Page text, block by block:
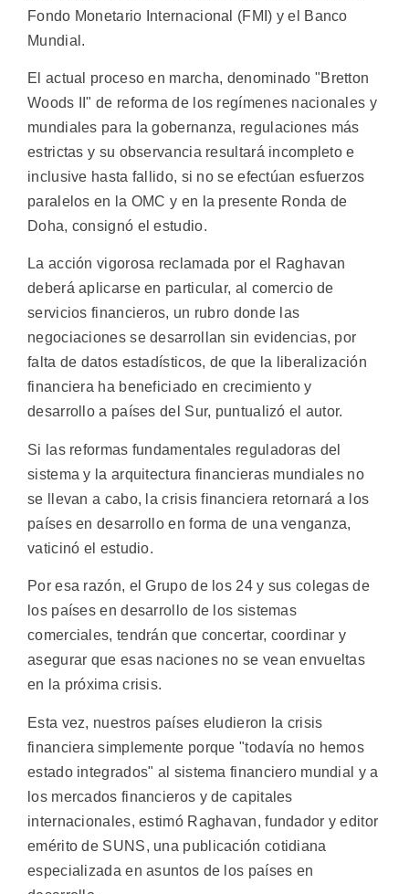
Fondo Monetario Internacional (FMI) y el Banco
Mundial.
El actual proceso en marcha, denominado "Bretton
Woods II" de reforma de los regímenes nacionales y
mundiales para la gobernanza, regulaciones más
estrictas y su observancia resultará incompleto e
inclusive hasta fallido, si no se efectúan esfuerzos
paralelos en la OMC y en la presente Ronda de
Doha, consignó el estudio.
La acción vigorosa reclamada por el Raghavan
deberá aplicarse en particular, al comercio de
servicios financieros, un rubro donde las
negociaciones se desarrollan sin evidencias, por
falta de datos estadísticos, de que la liberalización
financiera ha beneficiado en crecimiento y
desarrollo a países del Sur, puntualizó el autor.
Si las reformas fundamentales reguladoras del
sistema y la arquitectura financieras mundiales no
se llevan a cabo, la crisis financiera retornará a los
países en desarrollo en forma de una venganza,
vaticinó el estudio.
Por esa razón, el Grupo de los 24 y sus colegas de
los países en desarrollo de los sistemas
comerciales, tendrán que concertar, coordinar y
asegurar que esas naciones no se vean envueltas
en la próxima crisis.
Esta vez, nuestros países eludieron la crisis
financiera simplemente porque "todavía no hemos
estado integrados" al sistema financiero mundial y a
los mercados financieros y de capitales
internacionales, estimó Raghavan, fundador y editor
emérito de SUNS, una publicación cotidiana
especializada en asuntos de los países en